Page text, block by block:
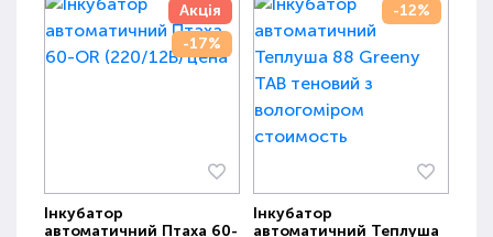
Акція
-17%
Інкубатор
автоматичний Птаха 60-
-12%
Інкубатор
автоматичний Теплуша